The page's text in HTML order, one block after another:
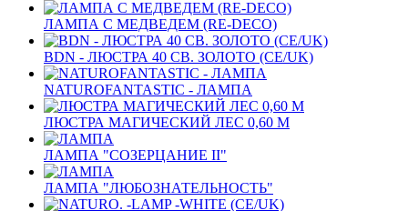
ЛАМПА С МЕДВЕДЕМ (RE-DECO)
BDN - ЛЮСТРА 40 СВ. ЗОЛОТО (CE/UK)
NATUROFANTASTIC - ЛАМПА
ЛЮСТРА МАГИЧЕСКИЙ ЛЕС 0,60 М
ЛАМПА "СОЗЕРЦАНИЕ II"
ЛАМПА "ЛЮБОЗНАТЕЛЬНОСТЬ"